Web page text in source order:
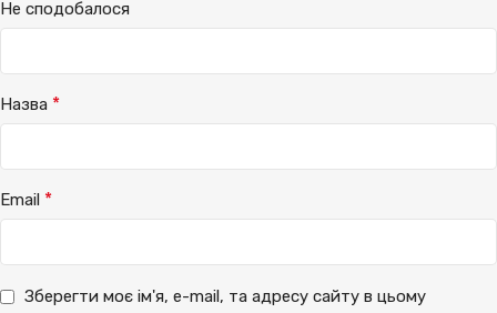
Не сподобалося
Назва *
Email *
Зберегти моє ім'я, e-mail, та адресу сайту в цьому